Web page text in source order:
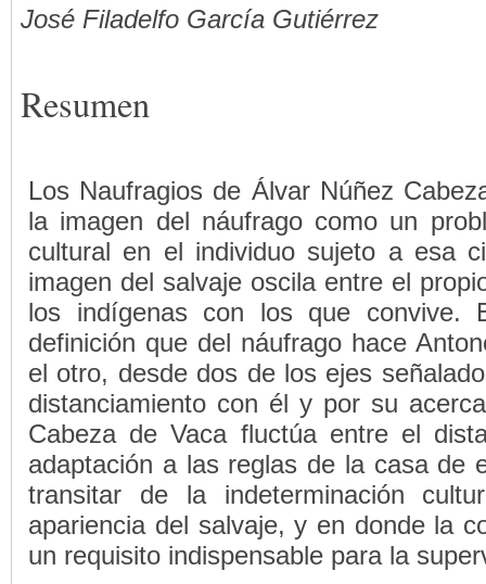
José Filadelfo García Gutiérrez
Resumen
Los Naufragios de Álvar Núñez
la imagen del náufrago como un
cultural en el individuo sujeto a esa
imagen del salvaje oscila entre el
los indígenas con los que convive.
definición que del náufrago hace
el otro, desde dos de los ejes
distanciamiento con él y por su
Cabeza de Vaca fluctúa entre el
adaptación a las reglas de la casa de
transitar de la indeterminación
apariencia del salvaje, y en donde la
un requisito indispensable para la